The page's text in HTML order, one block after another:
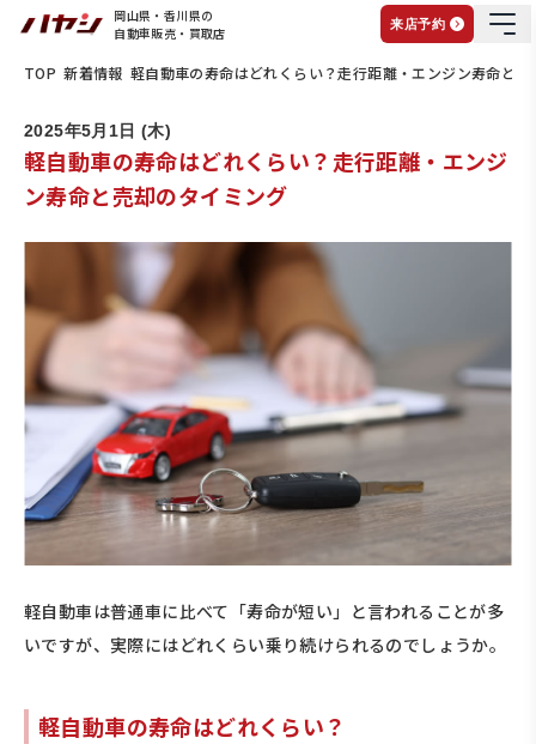
岡山県・香川県の
自動車販売・買取店
来店予約
TOP 新着情報 軽自動車の寿命はどれくらい？走行距離・エンジン寿命と
2025年5月1日 (木)
軽自動車の寿命はどれくらい？走行距離・エンジ
ン寿命と売却のタイミング
軽自動車は普通車に比べて「寿命が短い」と言われることが多
いですが、実際にはどれくらい乗り続けられるのでしょうか。
軽自動車の寿命はどれくらい？